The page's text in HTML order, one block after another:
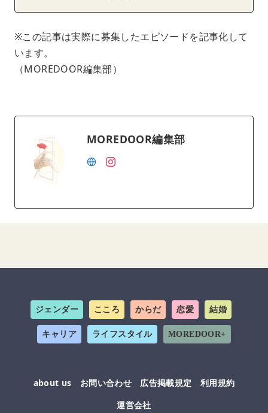
※この記事は実際に募集したエピソードを記事化して
います。
（MOREDOOR編集部）
MOREDOOR編集部
ジェンダー こころ からだ 恋愛 結婚
キャリア ライフスタイル MOREDOOR+
about us お問い合わせ 広告掲載規定
利用規約
運営会社